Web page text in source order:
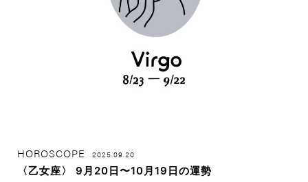
HOROSCOPE 2025.09.20
〈乙女座〉 9月20日〜10月19日の運勢